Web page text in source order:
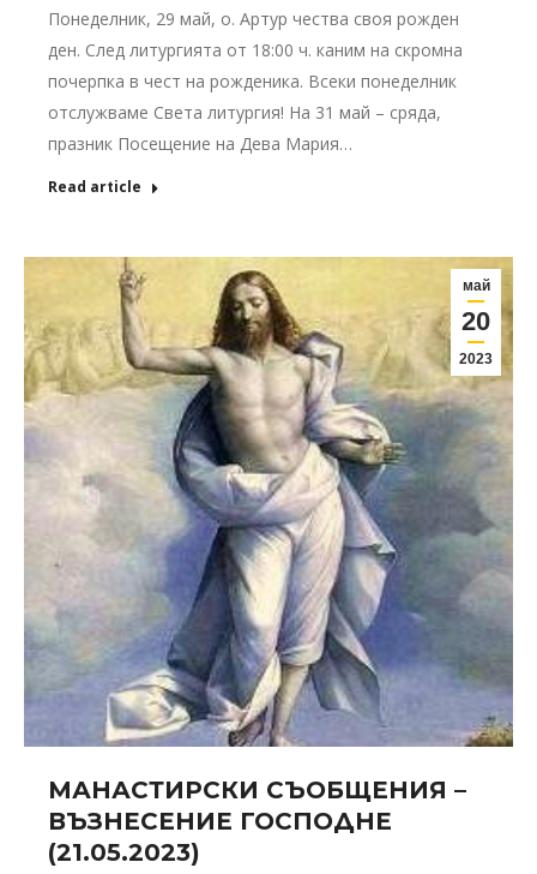
Понеделник, 29 май, о. Артур чества своя рожден
ден. След литургията от 18:00 ч. каним на скромна
почерпка в чест на рожденика. Всеки понеделник
отслужваме Света литургия! На 31 май – сряда,
празник Посещение на Дева Мария…
Read article
май
20
2023
МАНАСТИРСКИ СЪОБЩЕНИЯ –
ВЪЗНЕСЕНИЕ ГОСПОДНЕ
(21.05.2023)